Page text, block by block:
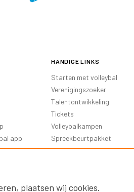
app
HANDIGE LINKS
Starten met volleybal
Verenigingszoeker
Talentontwikkeling
Tickets
Volleybalkampen
Spreekbeurtpakket
Oranje Ambassadeurs
plaatsen wij cookies.